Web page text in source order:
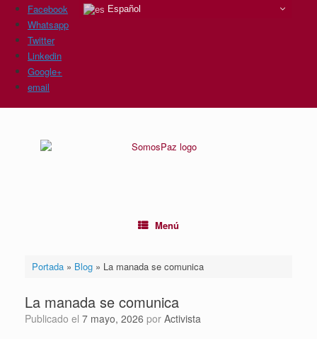
Facebook
Whatsapp
Twitter
Linkedin
Google+
email
Menú
Portada» Blog» La manada se comunica
La manada se comunica
Publicado el 7 mayo, 2026 por Activista
Español